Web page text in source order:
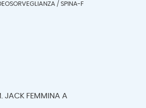
/ SPINA-F
JACK FEMMINA A